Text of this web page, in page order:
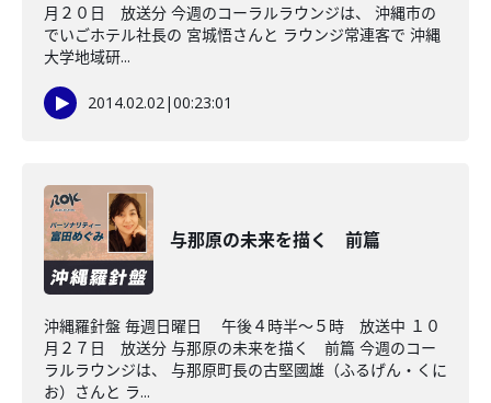
月２０日 放送分 今週のコーラルラウンジは、 沖縄市の
でいごホテル社長の 宮城悟さんと ラウンジ常連客で 沖縄
大学地域研...
2014.02.02|00:23:01
与那原の未来を描く 前篇
沖縄羅針盤 毎週日曜日 午後４時半～５時 放送中 １０
月２７日 放送分 与那原の未来を描く 前篇 今週のコー
ラルラウンジは、 与那原町長の古堅國雄（ふるげん・くに
お）さんと ラ...